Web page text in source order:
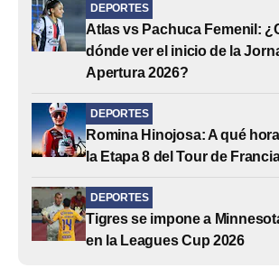
DEPORTES
Atlas vs Pachuca Femenil:
dónde ver el inicio de la
Apertura 2026?
DEPORTES
Romina Hinojosa: A qué
la Etapa 8 del Tour de
DEPORTES
Tigres se impone a
en la Leagues Cup 2026